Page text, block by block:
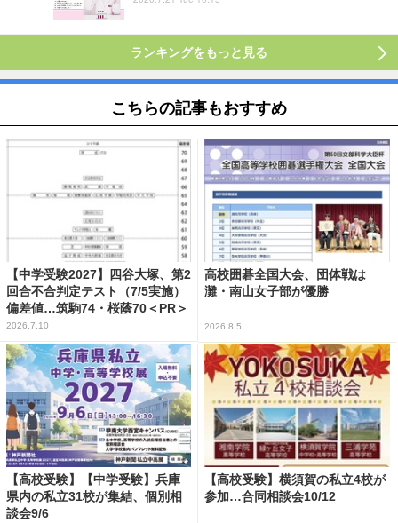
ランキングをもっと見る
こちらの記事もおすすめ
【中学受験2027】四谷大塚、第2
回合不合判定テスト（7/5実施）
偏差値…筑駒74・桜蔭70＜PR＞
2026.7.10
高校囲碁全国大会、団体戦は
灘・南山女子部が優勝
2026.8.5
【高校受験】【中学受験】兵庫
県内の私立31校が集結、個別相
談会9/6
【高校受験】横須賀の私立4校が
参加…合同相談会10/12